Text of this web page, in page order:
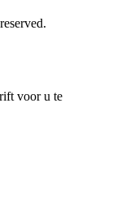
voor u te